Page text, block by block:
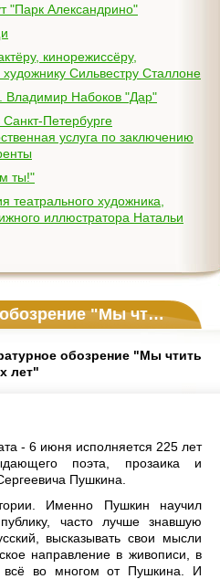
"Парк Александрино"
Сильвестру Сталлоне
Владимир Набоков "Дар"
услуга по заключению
ты!"
иллюстратора Натальи
тебя привыкли с детских лет"
обозрение "Мы чтить
лет"
- 6 июня исполняется 225 лет
поэта, прозаика и
Пушкина.
Именно Пушкин научил
часто лучше знавшую
высказывать свои мысли
направление в живописи, в
всё во многом от Пушкина. И